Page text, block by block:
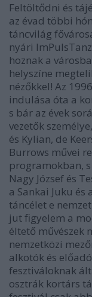
Feltöltődni és
az évad többi
táncvilág
nyári
hoznak a
helyszíne
nézőkkel! Az
indulása óta a
s bár az évek
vezetők
és Kylian, de
Burrows művei
programokban,
Nagy József és
a Sankai Juku és
táncélet e
jut figyelem a
éltető művészek
nemzetközi
alkotók és
fesztiváloknak
osztrák kortárs